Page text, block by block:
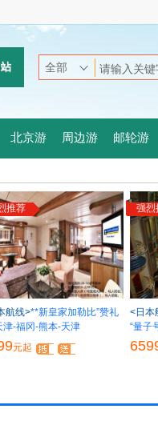
北京游 周边游 邮轮游
推荐
航线>**新皇家加勒比”赞礼
津-福冈-熊本-天津
元起
强烈
<日本
“量子